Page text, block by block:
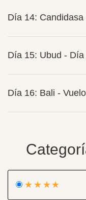
Día 14: Candidasa
Día 15: Ubud - Día
Día 16: Bali -
★★★★